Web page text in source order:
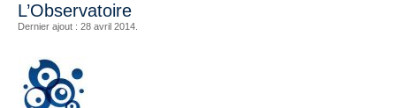
L’Observatoire
Dernier ajout : 28 avril 2014.